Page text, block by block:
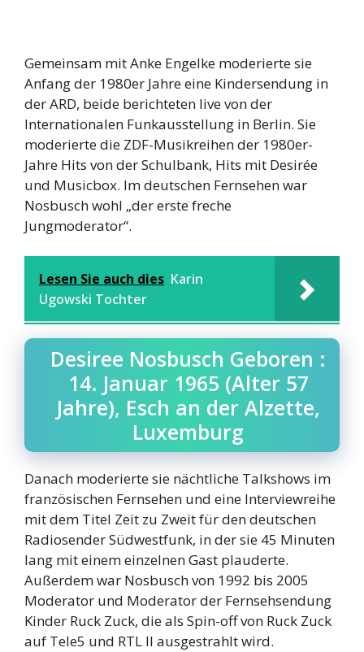
Gemeinsam mit Anke Engelke moderierte sie
Anfang der 1980er Jahre eine Kindersendung in
der ARD, beide berichteten live von der
Internationalen Funkausstellung in Berlin. Sie
moderierte die ZDF-Musikreihen der 1980er-
Jahre Hits von der Schulbank, Hits mit Desirée
und Musicbox. Im deutschen Fernsehen war
Nosbusch wohl „der erste freche
Jungmoderator“.
Lesen Sie auch dies Karin
Ugowski Tochter
Desiree Nosbusch Geboren :
14. Januar 1965 (Alter 57
Jahre), Esch an der Alzette,
Luxemburg
Danach moderierte sie nächtliche Talkshows im
französischen Fernsehen und eine Interviewreihe
mit dem Titel Zeit zu Zweit für den deutschen
Radiosender Südwestfunk, in der sie 45 Minuten
lang mit einem einzelnen Gast plauderte.
Außerdem war Nosbusch von 1992 bis 2005
Moderator und Moderator der Fernsehsendung
Kinder Ruck Zuck, die als Spin-off von Ruck Zuck
auf Tele5 und RTL II ausgestrahlt wird.